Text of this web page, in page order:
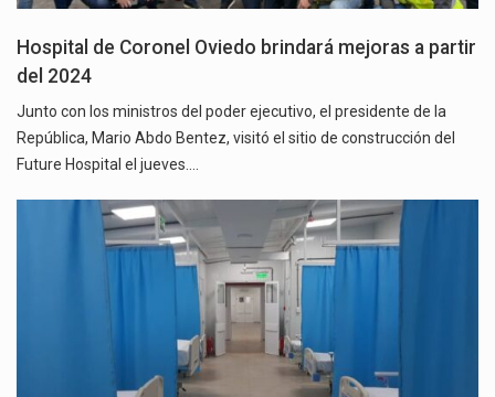
Hospital de Coronel Oviedo brindará mejoras a partir
del 2024
Junto con los ministros del poder ejecutivo, el presidente de la
República, Mario Abdo Bentez, visitó el sitio de construcción del
Future Hospital el jueves.…